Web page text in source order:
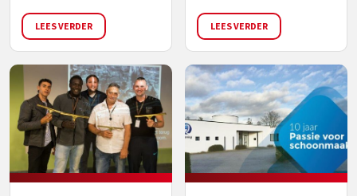
LEES VERDER LEES VERDER